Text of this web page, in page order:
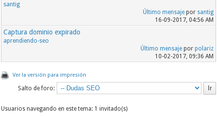
santig
Último mensajepor santig
16-09-2017, 04:56 AM
Captura dominio expirado
aprendiendo-seo
Último mensajepor polariz
10-02-2017, 09:36 AM
Ver la versión para impresión
Salto de foro:
Usuarios navegando en este tema: 1 invitado(s)